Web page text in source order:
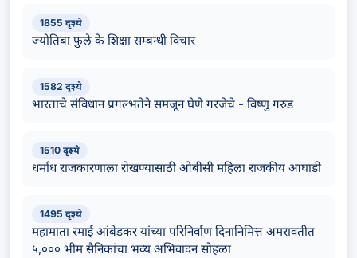
1855 दृश्ये
ज्योतिबा फुले के शिक्षा सम्बन्धी विचार
1582 दृश्ये
भारताचे संविधान प्रगल्भतेने समजून घेणे गरजेचे - विष्णु गरुड
1510 दृश्ये
धर्मांध राजकारणाला रोखण्यासाठी ओबीसी महिला राजकीय आघाडी
1495 दृश्ये
महामाता रमाई आंबेडकर यांच्या परिनिर्वाण दिनानिमित्त अमरावतीत
५,००० भीम सैनिकांचा भव्य अभिवादन सोहळा